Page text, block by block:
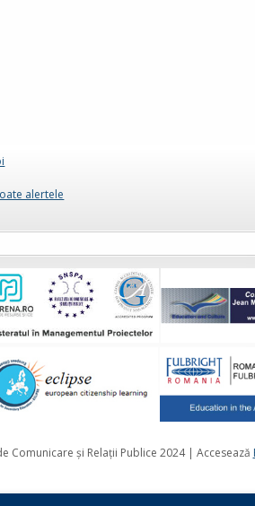
alertele
Comunicare și Relații Publice 2024 | Accesează